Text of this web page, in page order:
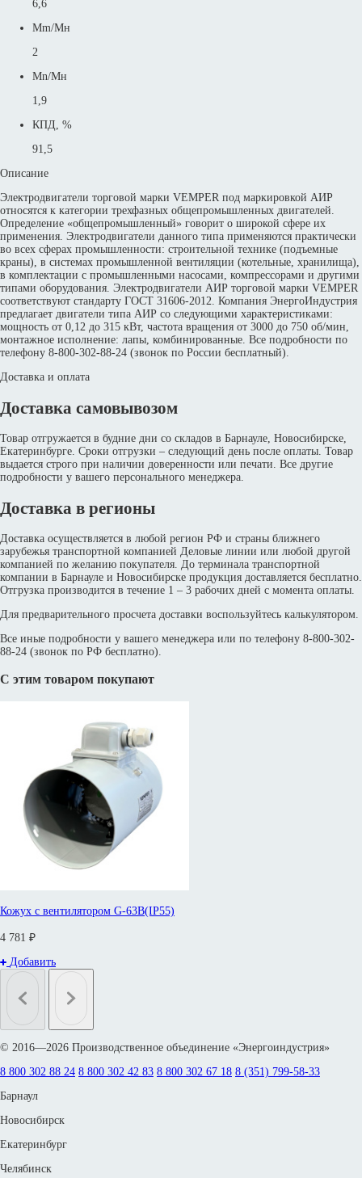
6,6
Mm/Mн
2
Mn/Mн
1,9
КПД, %
91,5
Описание
Электродвигатели торговой марки VEMPER под маркировкой АИР
относятся к категории трехфазных общепромышленных двигателей.
Определение «общепромышленный» говорит о широкой сфере их
применения. Электродвигатели данного типа применяются практически
во всех сферах промышленности: строительной технике (подъемные
краны), в системах промышленной вентиляции (котельные, хранилища),
в комплектации с промышленными насосами, компрессорами и другими
типами оборудования. Электродвигатели АИР торговой марки VEMPER
соответствуют стандарту ГОСТ 31606-2012. Компания ЭнергоИндустрия
предлагает двигатели типа АИР со следующими характеристиками:
мощность от 0,12 до 315 кВт, частота вращения от 3000 до 750 об/мин,
монтажное исполнение: лапы, комбинированные. Все подробности по
телефону 8-800-302-88-24 (звонок по России бесплатный).
Доставка и оплата
Доставка самовывозом
Товар отгружается в будние дни со складов в Барнауле, Новосибирске,
Екатеринбурге. Сроки отгрузки – следующий день после оплаты. Товар
выдается строго при наличии доверенности или печати. Все другие
подробности у вашего персонального менеджера.
Доставка в регионы
Доставка осуществляется в любой регион РФ и страны ближнего
зарубежья транспортной компанией Деловые линии или любой другой
компанией по желанию покупателя. До терминала транспортной
компании в Барнауле и Новосибирске продукция доставляется бесплатно.
Отгрузка производится в течение 1 – 3 рабочих дней с момента оплаты.
Для предварительного просчета доставки воспользуйтесь калькулятором.
Все иные подробности у вашего менеджера или по телефону 8-800-302-
88-24 (звонок по РФ бесплатно).
С этим товаром покупают
Кожух с вентилятором G-63B(IP55)
4 781 ₽
Добавить
© 2016—2026 Производственное объединение «Энергоиндустрия»
8 800 302 88 24 8 800 302 42 83 8 800 302 67 18 8 (351) 799-58-33
Барнаул
Новосибирск
Екатеринбург
Челябинск